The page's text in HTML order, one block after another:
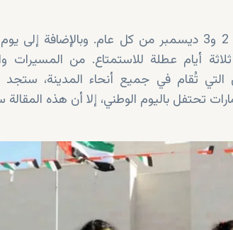
أيام عطلة للاستمتاع. من المسيرات
التي تُقام في جميع أنحاء المدينة،
تحتفل باليوم الوطني، إلا أن هذه